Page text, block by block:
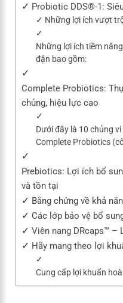
Probiotic DDS®-1:
Những lợi ích vượt
Những lợi ích tiềm
đặn bao gồm:
Complete Probiotics:
chủng, hiệu lực cao
Dưới đây là 10 chủng
Complete Probiotics
Prebiotics: Lợi ích bổ
và tồn tại
Bằng chứng về khả
Các lớp bảo vệ bổ
Viên nang DRcaps™ –
Hãy mang theo lợi
Cung cấp lợi khuẩn